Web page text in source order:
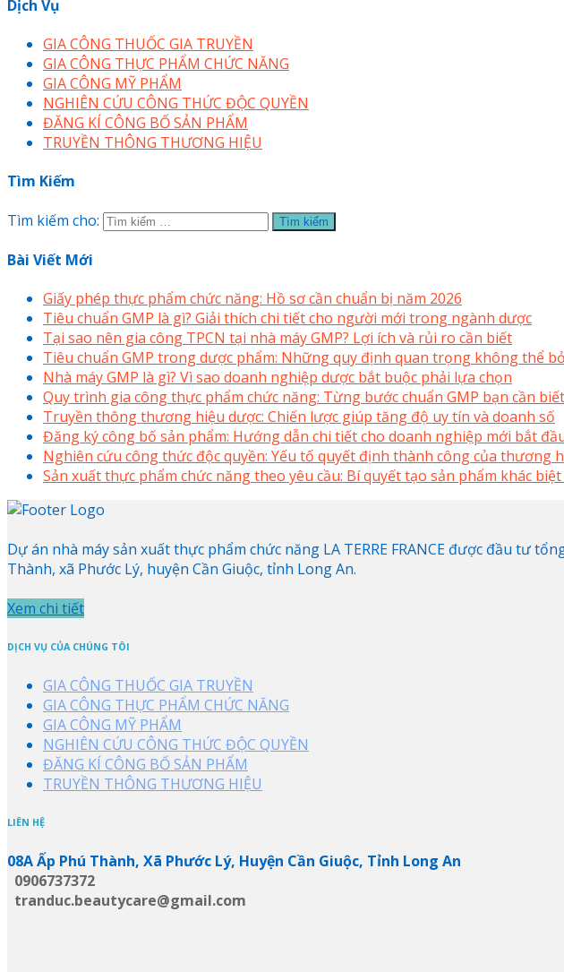
Dịch Vụ
GIA CÔNG THUỐC GIA TRUYỀN
GIA CÔNG THỰC PHẨM CHỨC NĂNG
GIA CÔNG MỸ PHẨM
NGHIÊN CỨU CÔNG THỨC ĐỘC QUYỀN
ĐĂNG KÍ CÔNG BỐ SẢN PHẨM
TRUYỀN THÔNG THƯƠNG HIỆU
Tìm Kiếm
Tìm kiếm cho:
Bài Viết Mới
Giấy phép thực phẩm chức năng: Hồ sơ cần chuẩn bị năm 2026
Tiêu chuẩn GMP là gì? Giải thích chi tiết cho người mới trong ngành dược
Tại sao nên gia công TPCN tại nhà máy GMP? Lợi ích và rủi ro cần biết
Tiêu chuẩn GMP trong dược phẩm: Những quy định quan trọng không thể
Nhà máy GMP là gì? Vì sao doanh nghiệp dược bắt buộc phải lựa chọn
Quy trình gia công thực phẩm chức năng: Từng bước chuẩn GMP bạn cần biết
Truyền thông thương hiệu dược: Chiến lược giúp tăng độ uy tín và doanh số
Đăng ký công bố sản phẩm: Hướng dẫn chi tiết cho doanh nghiệp mới bắt
Nghiên cứu công thức độc quyền: Yếu tố quyết định thành công của thương
Sản xuất thực phẩm chức năng theo yêu cầu: Bí quyết tạo sản phẩm khác
Dự án nhà máy sản xuất thực phẩm chức năng LA TERRE FRANCE được đầu tư
Thành, xã Phước Lý, huyện Cần Giuộc, tỉnh Long An.
Xem chi tiết
DỊCH VỤ CỦA CHÚNG TÔI
GIA CÔNG THUỐC GIA TRUYỀN
GIA CÔNG THỰC PHẨM CHỨC NĂNG
GIA CÔNG MỸ PHẨM
NGHIÊN CỨU CÔNG THỨC ĐỘC QUYỀN
ĐĂNG KÍ CÔNG BỐ SẢN PHẨM
TRUYỀN THÔNG THƯƠNG HIỆU
LIÊN HỆ
08A Ấp Phú Thành, Xã Phước Lý, Huyện Cần Giuộc, Tỉnh Long An
0906737372
tranduc.beautycare@gmail.com